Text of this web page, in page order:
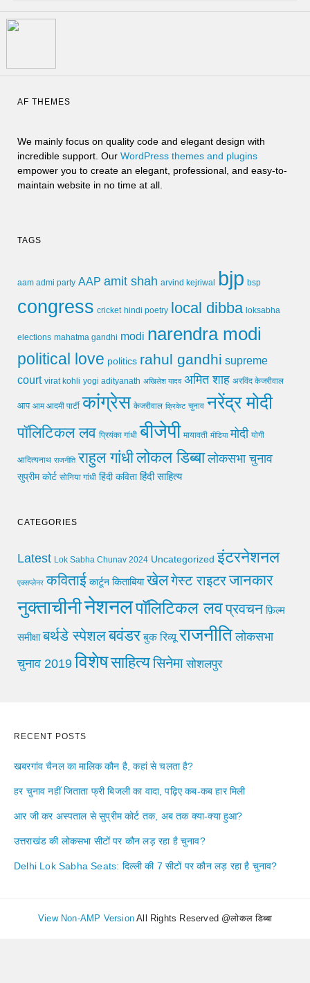
AF THEMES
We mainly focus on quality code and elegant design with
incredible support. Our WordPress themes and plugins
empower you to create an elegant, professional, and easy-to-
maintain website in no time at all.
TAGS
aam admi party AAP amit shah arvind kejriwal bjp bsp
congress cricket hindi poetry local dibba loksabha
elections mahatma gandhi modi narendra modi
political love politics rahul gandhi supreme
court virat kohli yogi adityanath अखिलेश यादव अमित शाह अरविंद केजरीवाल
आप आम आदमी पार्टी कांग्रेस केजरीवाल क्रिकेट चुनाव नरेंद्र मोदी
पॉलिटिकल लव प्रियंका गांधी बीजेपी मायावती मीडिया मोदी योगी
आदित्यनाथ राजनीति राहुल गांधीलोकल डिब्बा लोकसभा चुनाव
सुप्रीम कोर्ट सोनिया गांधी हिंदी कविता हिंदी साहित्य
CATEGORIES
Latest Lok Sabha Chunav 2024 Uncategorized इंटरनेशनल
एक्सप्लेनर कविताई कार्टून किताबिया खेलगेस्ट राइटरजानकार
नुक्ताचीनीनेशनलपॉलिटिकल लवप्रवचन फ़िल्म
समीक्षा बर्थडे स्पेशलबवंडर बुक रिव्यू राजनीति लोकसभा
चुनाव 2019 विशेषसाहित्यसिनेमा सोशलपुर
RECENT POSTS
खबरगांव चैनल का मालिक कौन है, कहां से चलता है?
हर चुनाव नहीं जिताता फ्री बिजली का वादा, पढ़िए कब-कब हार मिली
आर जी कर अस्पताल से सुप्रीम कोर्ट तक, अब तक क्या-क्या हुआ?
उत्तराखंड की लोकसभा सीटों पर कौन लड़ रहा है चुनाव?
Delhi Lok Sabha Seats: दिल्ली की 7 सीटों पर कौन लड़ रहा है चुनाव?
View Non-AMP Version All Rights Reserved @लोकल डिब्बा